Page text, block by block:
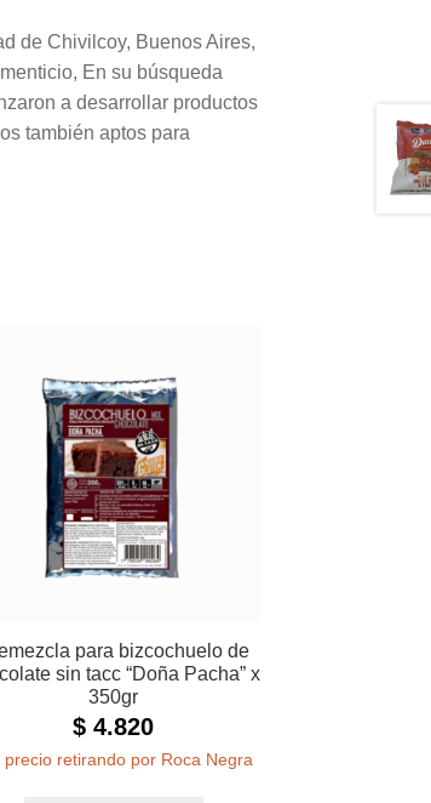
de Chivilcoy, Buenos Aires,
En su búsqueda
a desarrollar productos
también aptos para
para bizcochuelo de
sin tacc “Doña Pacha” x
350gr
$ 4.820
precio retirando por Roca Negra